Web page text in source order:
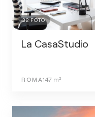
32FOTO
La CasaStudio
ROMA147 m²